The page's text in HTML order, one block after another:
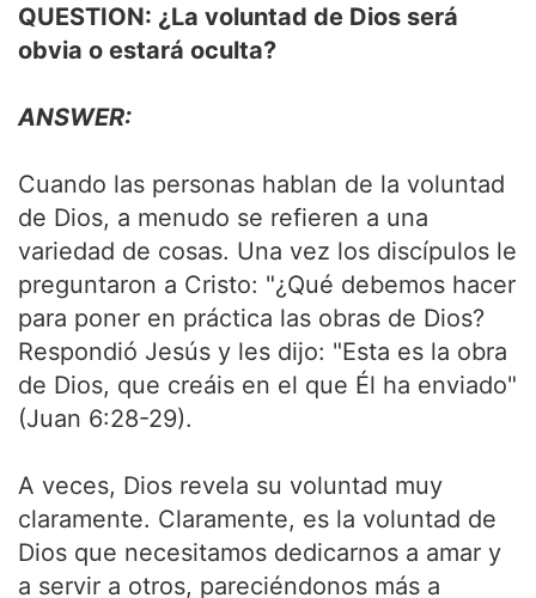
QUESTION: ¿La voluntad de Dios será
obvia o estará oculta?
ANSWER:
Cuando las personas hablan de la voluntad
de Dios, a menudo se refieren a una
variedad de cosas. Una vez los discípulos le
preguntaron a Cristo: "¿Qué debemos hacer
para poner en práctica las obras de Dios?
Respondió Jesús y les dijo: "Esta es la obra
de Dios, que creáis en el que Él ha enviado"
(Juan 6:28-29).
A veces, Dios revela su voluntad muy
claramente. Claramente, es la voluntad de
Dios que necesitamos dedicarnos a amar y
a servir a otros, pareciéndonos más a